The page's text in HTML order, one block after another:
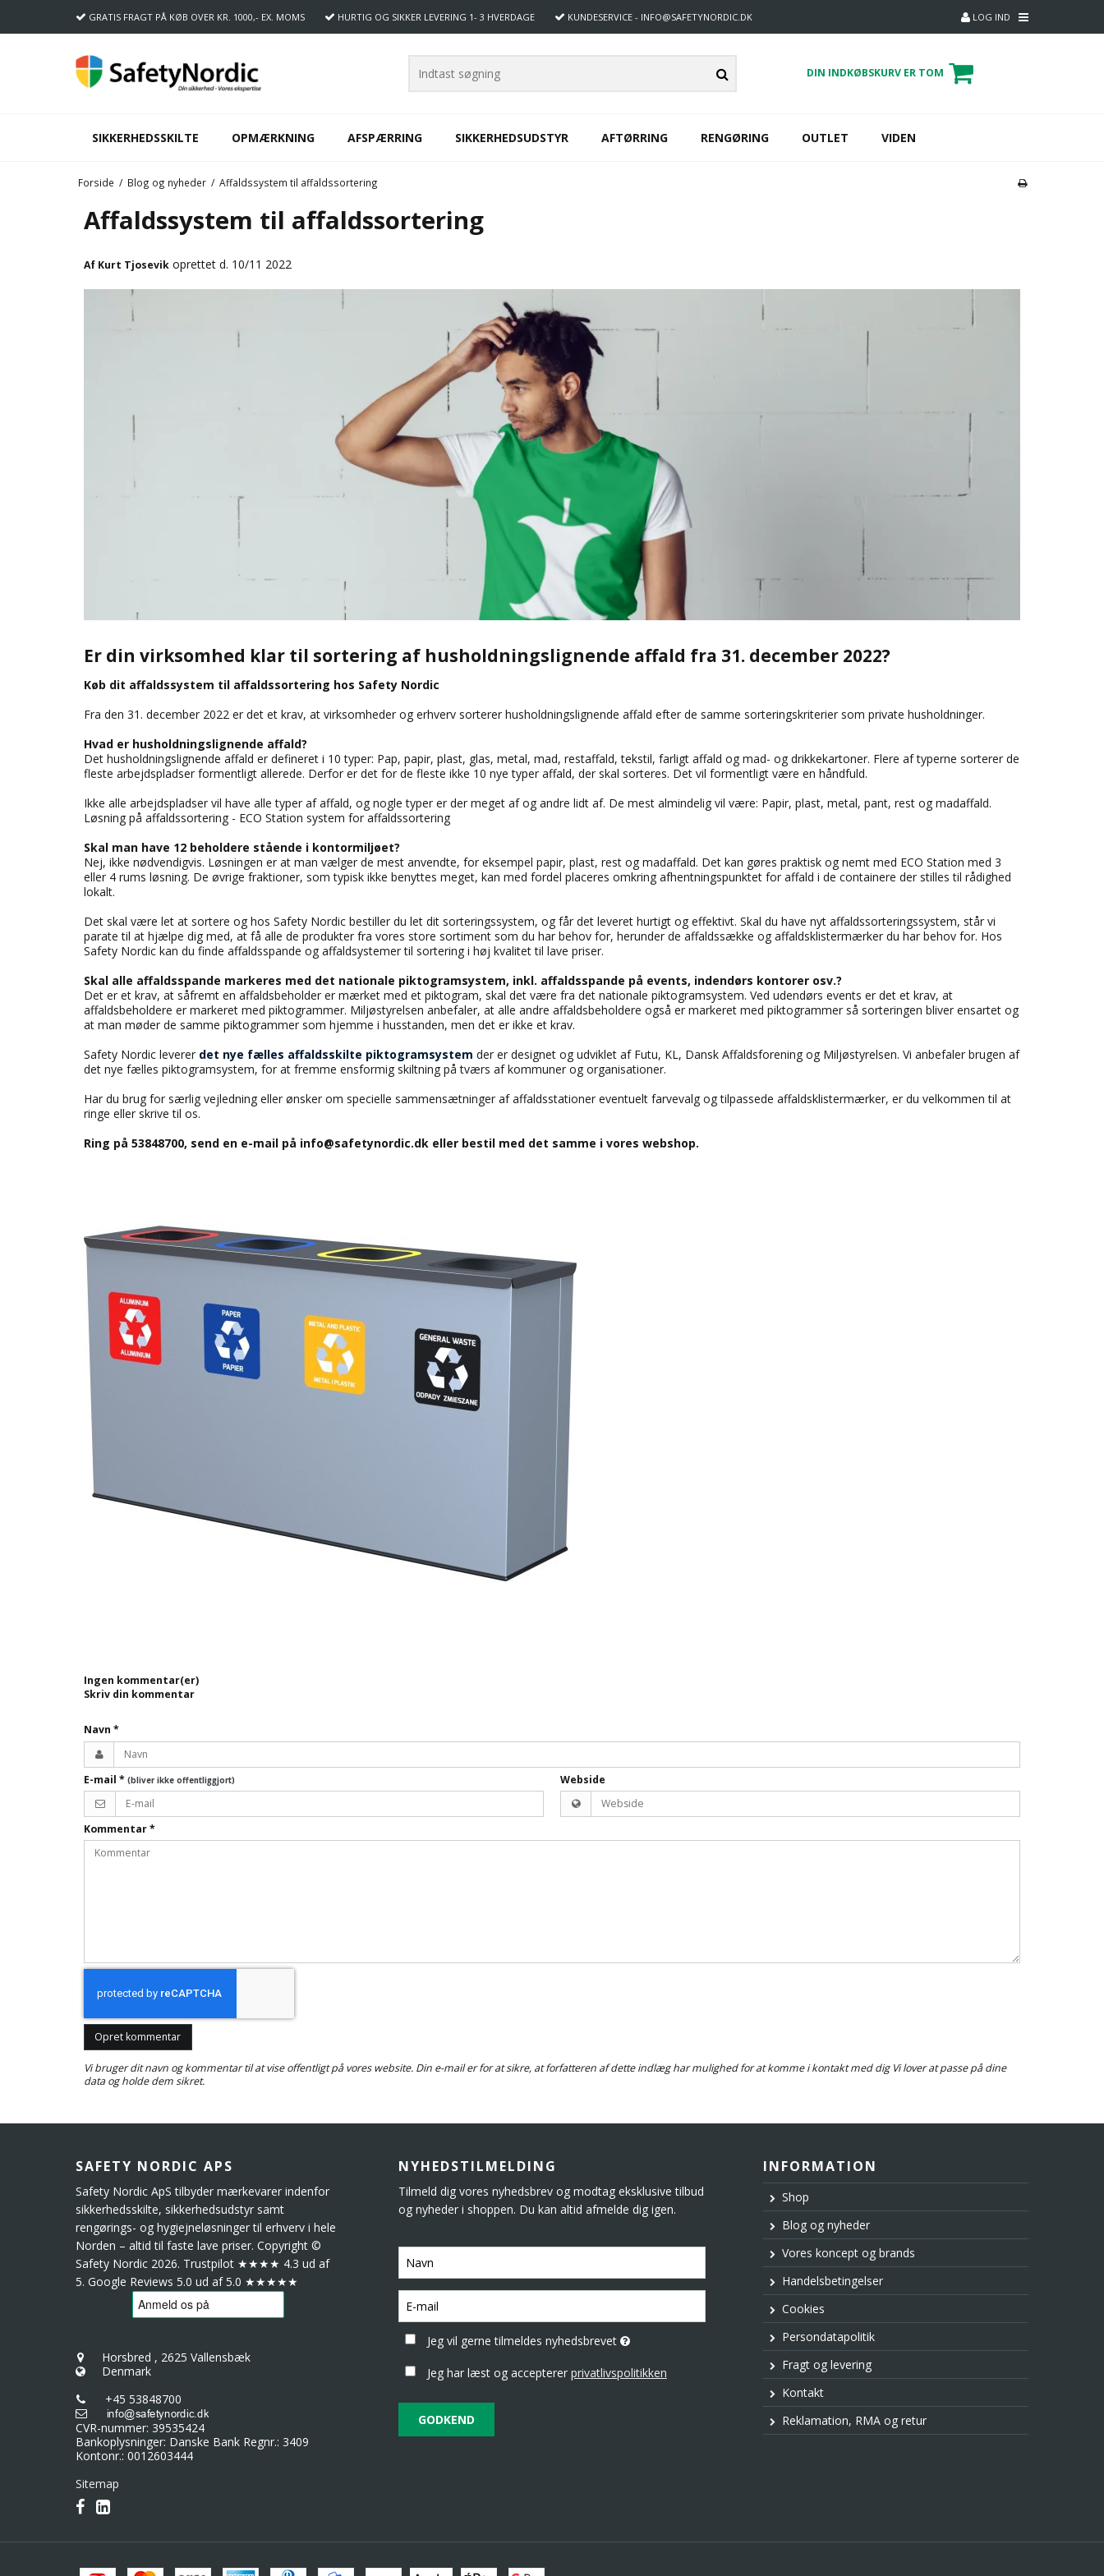
GRATIS FRAGT PÅ KØB OVER KR. 1000,- EX. MOMS HURTIG OG SIKKER LEVERING 1- 3 HVERDAGE KUNDESERVICE - INFO@SAFETYNORDIC.DK LOG IND
DIN INDKØBSKURV ER TOM
SIKKERHEDSSKILTE OPMÆRKNING AFSPÆRRING SIKKERHEDSUDSTYR AFTØRRING RENGØRING OUTLET VIDEN
Forside / Blog og nyheder / Affaldssystem til affaldssortering
Affaldssystem til affaldssortering
Af Kurt Tjosevik oprettet d. 10/11 2022
Er din virksomhed klar til sortering af husholdningslignende affald fra 31. december 2022?
Køb dit affaldssystem til affaldssortering hos Safety Nordic
Fra den 31. december 2022 er det et krav, at virksomheder og erhverv sorterer husholdningslignende affald efter de samme sorteringskriterier som private husholdninger.
Hvad er husholdningslignende affald?
Det husholdningslignende affald er defineret i 10 typer: Pap, papir, plast, glas, metal, mad, restaffald, tekstil, farligt affald og mad- og drikkekartoner. Flere af typerne sorterer de
fleste arbejdspladser formentligt allerede. Derfor er det for de fleste ikke 10 nye typer affald, der skal sorteres. Det vil formentligt være en håndfuld.
Ikke alle arbejdspladser vil have alle typer af affald, og nogle typer er der meget af og andre lidt af. De mest almindelig vil være: Papir, plast, metal, pant, rest og madaffald.
Løsning på affaldssortering - ECO Station system for affaldssortering
Skal man have 12 beholdere stående i kontormiljøet?
Nej, ikke nødvendigvis. Løsningen er at man vælger de mest anvendte, for eksempel papir, plast, rest og madaffald. Det kan gøres praktisk og nemt med ECO Station med 3
eller 4 rums løsning. De øvrige fraktioner, som typisk ikke benyttes meget, kan med fordel placeres omkring afhentningspunktet for affald i de containere der stilles til rådighed
lokalt.
Det skal være let at sortere og hos Safety Nordic bestiller du let dit sorteringssystem, og får det leveret hurtigt og effektivt. Skal du have nyt affaldssorteringssystem, står vi
parate til at hjælpe dig med, at få alle de produkter fra vores store sortiment som du har behov for, herunder de affaldssække og affaldsklistermærker du har behov for. Hos
Safety Nordic kan du finde affaldsspande og affaldsystemer til sortering i høj kvalitet til lave priser.
Skal alle affaldsspande markeres med det nationale piktogramsystem, inkl. affaldsspande på events, indendørs kontorer osv.?
Det er et krav, at såfremt en affaldsbeholder er mærket med et piktogram, skal det være fra det nationale piktogramsystem. Ved udendørs events er det et krav, at
affaldsbeholdere er markeret med piktogrammer. Miljøstyrelsen anbefaler, at alle andre affaldsbeholdere også er markeret med piktogrammer så sorteringen bliver ensartet og
at man møder de samme piktogrammer som hjemme i husstanden, men det er ikke et krav.
Safety Nordic leverer det nye fælles affaldsskilte piktogramsystem der er designet og udviklet af Futu, KL, Dansk Affaldsforening og Miljøstyrelsen. Vi anbefaler brugen af
det nye fælles piktogramsystem, for at fremme ensformig skiltning på tværs af kommuner og organisationer.
Har du brug for særlig vejledning eller ønsker om specielle sammensætninger af affaldsstationer eventuelt farvevalg og tilpassede affaldsklistermærker, er du velkommen til at
ringe eller skrive til os.
Ring på 53848700, send en e-mail på info@safetynordic.dk eller bestil med det samme i vores webshop.
Ingen kommentar(er)
Skriv din kommentar
Navn *
E-mail * (bliver ikke offentliggjort) Webside
Kommentar*
Opret kommentar
Vi bruger dit navn og kommentar til at vise offentligt på vores website. Din e-mail er for at sikre, at forfatteren af dette indlæg har mulighed for at komme i kontakt med dig Vi lover at passe på dine
data og holde dem sikret.
SAFETY NORDIC APS
Safety Nordic ApS tilbyder mærkevarer indenfor
sikkerhedsskilte, sikkerhedsudstyr samt
rengørings- og hygiejneløsninger til erhverv i hele
Norden – altid til faste lave priser. Copyright ©
Safety Nordic 2026. Trustpilot ★★★★ 4.3 ud af
5. Google Reviews 5.0 ud af 5.0 ★★★★★
Horsbred , 2625 Vallensbæk
Denmark
+45 53848700
CVR-nummer: 39535424
Bankoplysninger: Danske Bank Regnr.: 3409
Kontonr.: 0012603444
Sitemap
NYHEDSTILMELDING
Tilmeld dig vores nyhedsbrev og modtag eksklusive tilbud
og nyheder i shoppen. Du kan altid afmelde dig igen.
Jeg vil gerne tilmeldes nyhedsbrevet
Jeg har læst og accepterer privatlivspolitikken
GODKEND
INFORMATION
Shop
Blog og nyheder
Vores koncept og brands
Handelsbetingelser
Cookies
Persondatapolitik
Fragt og levering
Kontakt
Reklamation, RMA og retur